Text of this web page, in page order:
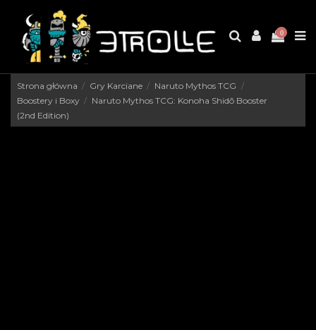
0
Strona główna Gry Karciane
Naruto Mythos TCG
Boostery i Boxy
Naruto Mythos TCG: Konoha Shidō Booster
(2nd Edition)